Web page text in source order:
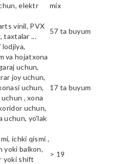
elektr
mix
vinil, PVX
taxtalar ...
57 ta buyum
lodjiya,
va hojatxona
uchun,
joy uchun,
uchun,
, xona
uchun,
uchun, yo'lak
17 ta buyum
ichki qismi ,
yoki balkon,
yoki shift
> 19